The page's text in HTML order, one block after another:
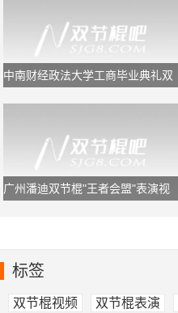
中南财经政法大学工商毕业典礼双
广州潘迪双节棍"王者会盟"表演视
标签
双节棍视频 双节棍表演